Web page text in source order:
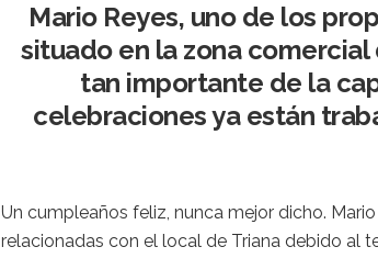
Mario Reyes, uno de los
situado en la zona
tan importante de la
celebraciones ya están
Un cumpleaños feliz, nunca mejor dicho.
relacionadas con el local de Triana debido al